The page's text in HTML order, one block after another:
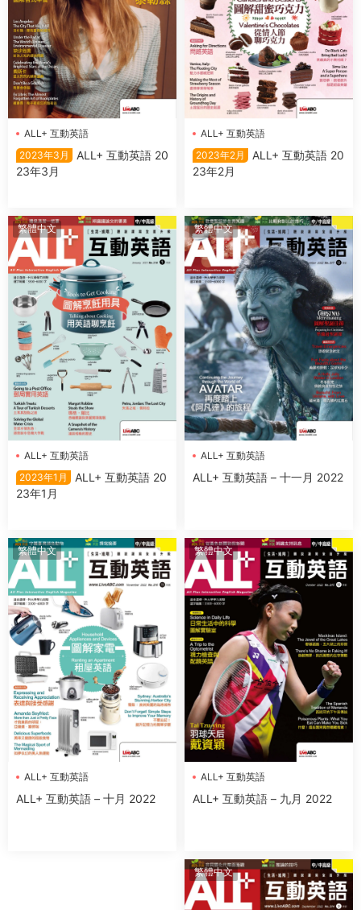
ALL+ 互動英語
2023年3月
ALL+ 互動英語 20
23年3月
ALL+ 互動英語
2023年2月
ALL+ 互動英語 20
23年2月
繁體中文
ALL+ 互動英語
2023年1月
ALL+ 互動英語 20
23年1月
繁體中文
ALL+ 互動英語
ALL+ 互動英語 – 十一月 2022
繁體中文
ALL+ 互動英語
ALL+ 互動英語 – 十月 2022
繁體中文
ALL+ 互動英語
ALL+ 互動英語 – 九月 2022
繁體中文